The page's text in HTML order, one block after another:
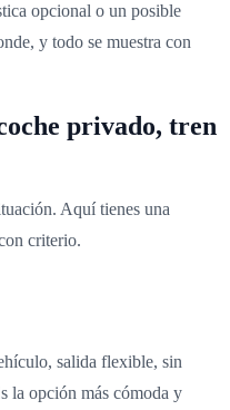
opcional o un posible
y todo se muestra con
privado, tren
Aquí tienes una
criterio.
salida flexible, sin
la opción más cómoda y